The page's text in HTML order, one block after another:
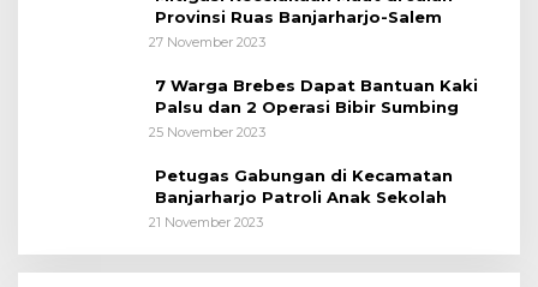
Provinsi Ruas Banjarharjo-Salem
27 November 2023
7 Warga Brebes Dapat Bantuan Kaki
Palsu dan 2 Operasi Bibir Sumbing
25 November 2023
Petugas Gabungan di Kecamatan
Banjarharjo Patroli Anak Sekolah
21 November 2023